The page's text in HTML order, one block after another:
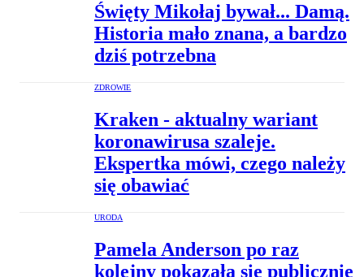
Święty Mikołaj bywał... Damą.
Historia mało znana, a bardzo
dziś potrzebna
ZDROWIE
Kraken - aktualny wariant
koronawirusa szaleje.
Ekspertka mówi, czego należy
się obawiać
URODA
Pamela Anderson po raz
kolejny pokazała się publicznie